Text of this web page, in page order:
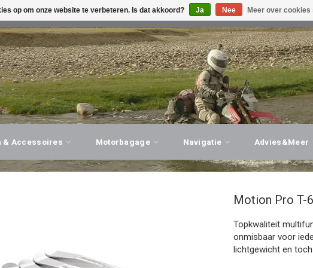
ADVIES, PERSOONLIJKE SERVICE! BEZOEK ONZE WINKEL!
& Accessoires Motorbagage Navigatie Advies&Meer
Motion Pro T-
Topkwaliteit
onmisbaar voor
lichtgewicht en
op om onze website te verbeteren. Is dat akkoord? Ja Nee Meer over cookies